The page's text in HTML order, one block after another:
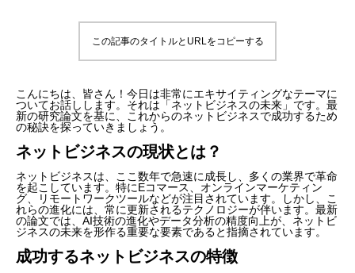
この記事のタイトルとURLをコピーする
こんにちは、皆さん！今日は非常にエキサイティングなテーマに
ついてお話しします。それは「ネットビジネスの未来」です。最
新の研究論文を基に、これからのネットビジネスで成功するため
の秘訣を探っていきましょう。
ネットビジネスの現状とは？
ネットビジネスは、ここ数年で急速に成長し、多くの業界で革命
を起こしています。特にEコマース、オンラインマーケティン
グ、リモートワークツールなどが注目されています。しかし、こ
れらの進化には、常に更新されるテクノロジーが伴います。最新
の論文では、AI技術の進化やデータ分析の精度向上が、ネットビ
ジネスの未来を形作る重要な要素であると指摘されています。
成功するネットビジネスの特徴